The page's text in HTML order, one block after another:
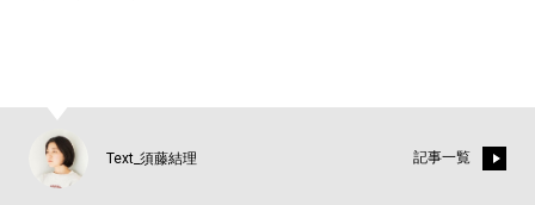
Text_須藤結理 記事一覧